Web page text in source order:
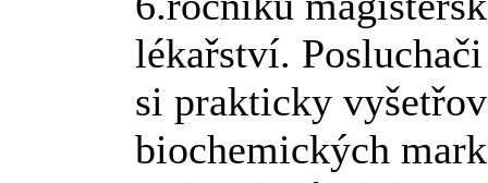
lékařství.
si prakticky
biochemických